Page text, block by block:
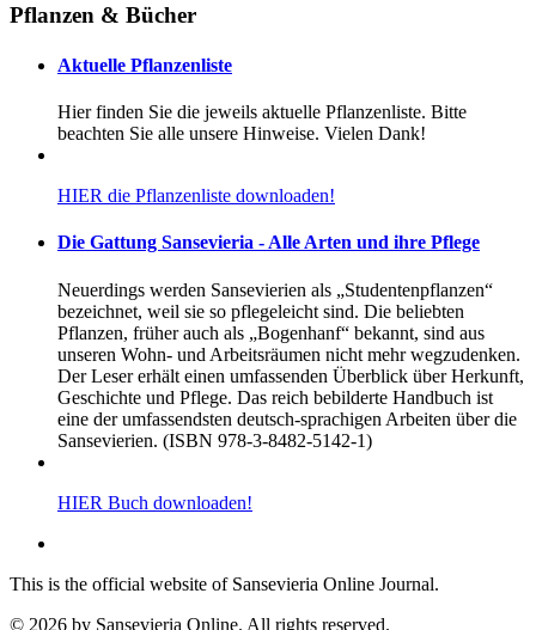
Pflanzen & Bücher
Aktuelle Pflanzenliste
Hier finden Sie die jeweils aktuelle Pflanzenliste. Bitte
beachten Sie alle unsere Hinweise. Vielen Dank!
HIER die Pflanzenliste downloaden!
Die Gattung Sansevieria - Alle Arten und ihre Pflege
Neuerdings werden Sansevierien als „Studentenpflanzen“
bezeichnet, weil sie so pflegeleicht sind. Die beliebten
Pflanzen, früher auch als „Bogenhanf“ bekannt, sind aus
unseren Wohn- und Arbeitsräumen nicht mehr wegzudenken.
Der Leser erhält einen umfassenden Überblick über Herkunft,
Geschichte und Pflege. Das reich bebilderte Handbuch ist
eine der umfassendsten deutsch-sprachigen Arbeiten über die
Sansevierien. (ISBN 978-3-8482-5142-1)
HIER Buch downloaden!
This is the official website of Sansevieria Online Journal.
© 2026 by Sansevieria Online. All rights reserved.